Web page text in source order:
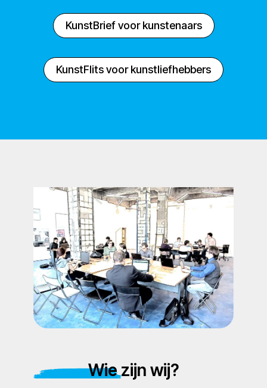
KunstBrief voor kunstenaars
KunstFlits voor kunstliefhebbers
Wie zijn wij?